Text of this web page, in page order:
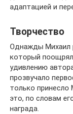
адаптацией и
Творчество
Однажды Михаил
который
удивлению
прозвучало
только принесло
это, по словам
награда.